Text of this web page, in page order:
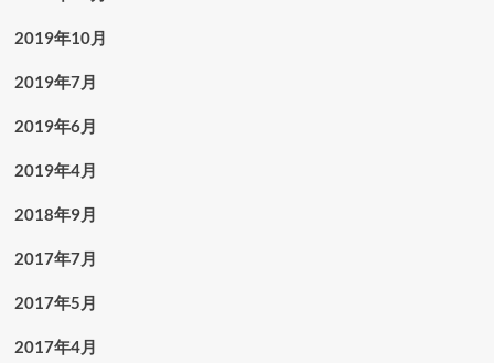
2019年10月
2019年7月
2019年6月
2019年4月
2018年9月
2017年7月
2017年5月
2017年4月